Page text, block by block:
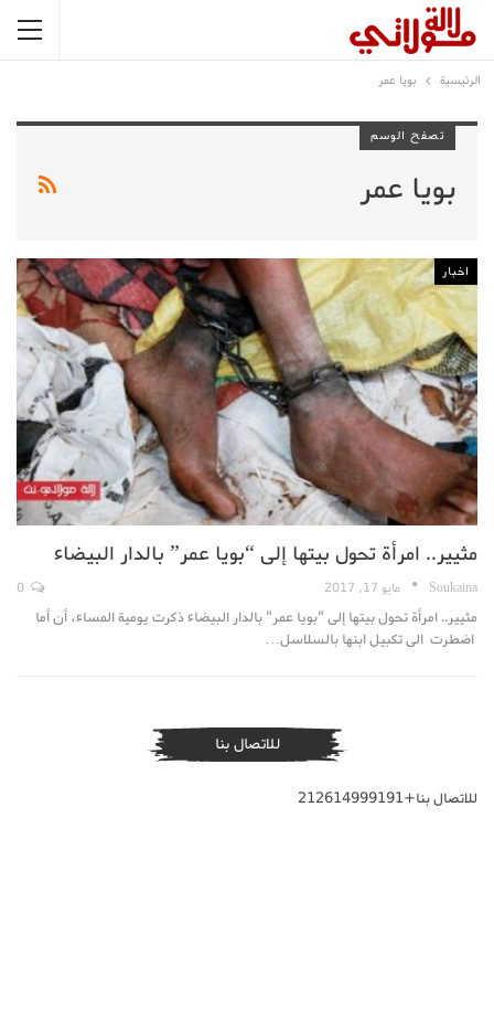
الرئيسية بويا عمر
تصفح الوسم
بويا عمر
اخبار
مثيير.. امرأة تحول بيتها إلى “بويا عمر” بالدار البيضاء
Soukaina مايو 17, 2017
مثيير.. امرأة تحول بيتها إلى "بويا عمر" بالدار البيضاء ذكرت يومية المساء، أن أما
اضطرت الى تكبيل ابنها بالسلاسل…
للاتصال بنا
للاتصال بنا+212614999191